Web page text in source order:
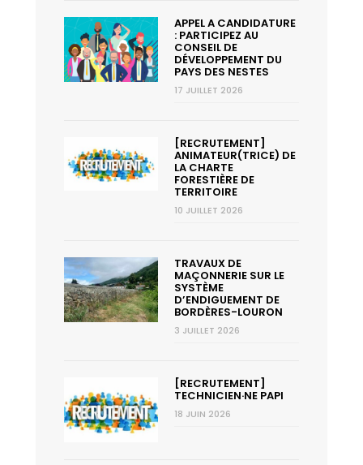
APPEL A CANDIDATURE
: PARTICIPEZ AU
CONSEIL DE
DÉVELOPPEMENT DU
PAYS DES NESTES
17 JUILLET 2026
[RECRUTEMENT]
ANIMATEUR(TRICE) DE
LA CHARTE
FORESTIÈRE DE
TERRITOIRE
10 JUILLET 2026
TRAVAUX DE
MAÇONNERIE SUR LE
SYSTÈME
D’ENDIGUEMENT DE
BORDÈRES-LOURON
3 JUILLET 2026
[RECRUTEMENT]
TECHNICIEN·NE PAPI
18 JUIN 2026